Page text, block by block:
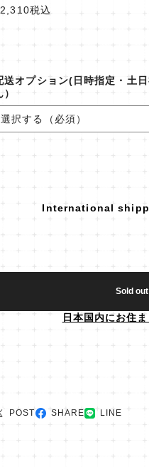
税込
送オプション(日時指定・土
International
Sold out
日本国内にお住
POST SHARE LINE